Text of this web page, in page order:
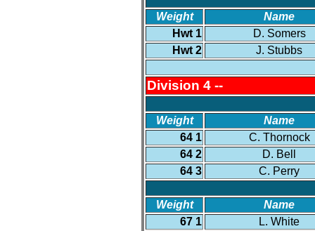
Weight
Name
Hwt 1
D. Somers
Hwt 2
J. Stubbs
Division 4 --
Weight
Name
64 1
C. Thornock
64 2
D. Bell
64 3
C. Perry
Weight
Name
67 1
L. White